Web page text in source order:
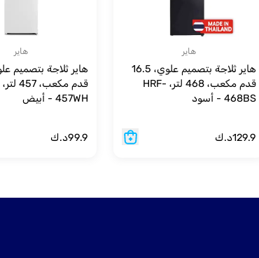
هاير
هاير ثلاجة بتصميم علوي، 16.5
قدم مكعب، 468 لتر، HRF-
468BS - أسود
129.9د.ك
هاير
457WH - أبيض
99.9د.ك